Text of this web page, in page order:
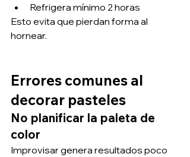
Refrigera mínimo 2 horas
Esto evita que pierdan forma al
hornear.
Errores comunes al
decorar pasteles
No planificar la paleta de
color
Improvisar genera resultados poco